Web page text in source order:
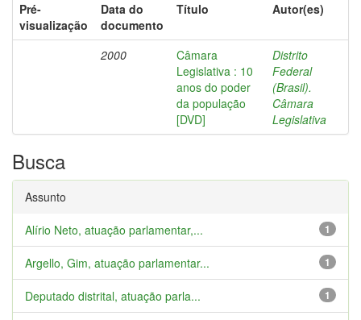
Pré-
visualização
Data do
documento
Título Autor(es)
2000
Câmara
Legislativa : 10
anos do poder
da população
[DVD]
Distrito
Federal
(Brasil).
Câmara
Legislativa
Busca
Assunto
1
Alírio Neto, atuação parlamentar,...
1
Argello, Gim, atuação parlamentar...
1
Deputado distrital, atuação parla...